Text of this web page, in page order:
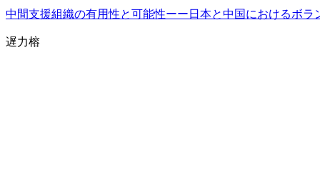
中間支援組織の有用性と可能性ーー日本と中国におけるボ
遅力榕